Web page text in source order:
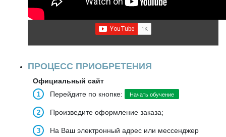
ПРОЦЕСС ПРИОБРЕТЕНИЯ
Официальный сайт
Перейдите по кнопке:
Начать обучение
Произведите оформление заказа;
На Ваш электронный адрес или мессенджер